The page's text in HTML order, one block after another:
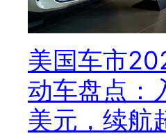
美国车市
动车盘点：
美元，续航